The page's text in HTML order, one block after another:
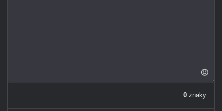
0 znaky